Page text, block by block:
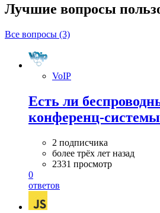
Лучшие вопросы
Все вопросы (3)
VoIP
Есть ли
конференц-
2 подписчика
более трёх лет назад
2331 просмотр
0
ответов